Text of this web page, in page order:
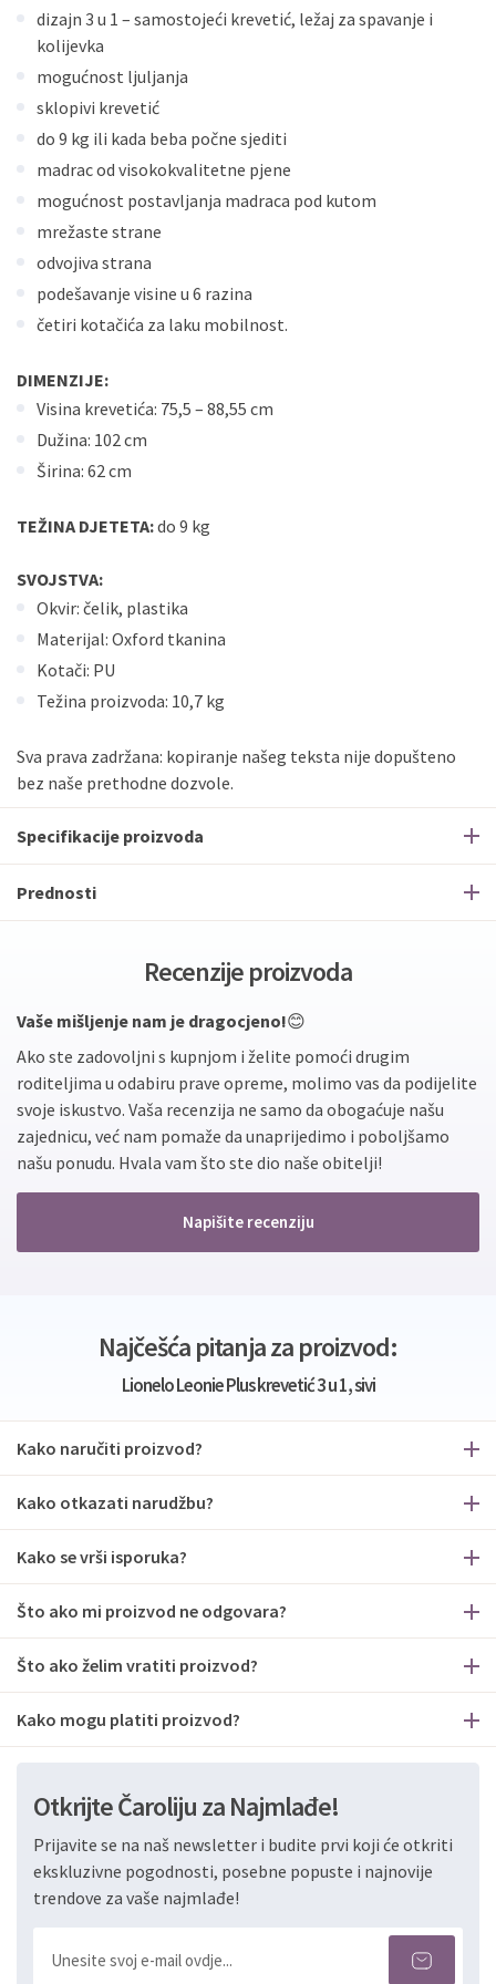
dizajn 3 u 1 – samostojeći krevetić, ležaj za spavanje i
kolijevka
mogućnost ljuljanja
sklopivi krevetić
do 9 kg ili kada beba počne sjediti
madrac od visokokvalitetne pjene
mogućnost postavljanja madraca pod kutom
mrežaste strane
odvojiva strana
podešavanje visine u 6 razina
četiri kotačića za laku mobilnost.
DIMENZIJE:
Visina krevetića: 75,5 – 88,55 cm
Dužina: 102 cm
Širina: 62 cm
TEŽINA DJETETA:do 9 kg
SVOJSTVA:
Okvir: čelik, plastika
Materijal: Oxford tkanina
Kotači: PU
Težina proizvoda: 10,7 kg
Sva prava zadržana: kopiranje našeg teksta nije dopušteno
bez naše prethodne dozvole.
Specifikacije proizvoda
Prednosti
Recenzije proizvoda
Vaše mišljenje nam je dragocjeno!😊
Ako ste zadovoljni s kupnjom i želite pomoći drugim
roditeljima u odabiru prave opreme, molimo vas da podijelite
svoje iskustvo. Vaša recenzija ne samo da obogaćuje našu
zajednicu, već nam pomaže da unaprijedimo i poboljšamo
našu ponudu. Hvala vam što ste dio naše obitelji!
Napišite recenziju
Najčešća pitanja za proizvod:
Lionelo Leonie Plus krevetić 3 u 1, sivi
Kako naručiti proizvod?
Kako otkazati narudžbu?
Kako se vrši isporuka?
Što ako mi proizvod ne odgovara?
Što ako želim vratiti proizvod?
Kako mogu platiti proizvod?
Otkrijte Čaroliju za Najmlađe!
Prijavite se na naš newsletter i budite prvi koji će otkriti
ekskluzivne pogodnosti, posebne popuste i najnovije
trendove za vaše najmlađe!